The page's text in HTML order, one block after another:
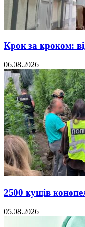
Крок за кроком:
06.08.2026
2500 кущів
05.08.2026